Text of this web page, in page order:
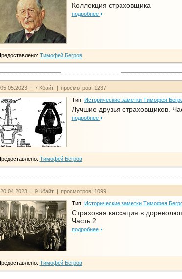
Коллекция страховщика
подробнее
Тимофей Бегров
05.05.2023 | 7 Кбайт | просмотров: 1237
Тип: Исторические заметки Тимофея
Лучшие друзья страховщиков.
подробнее
Тимофей Бегров
20.04.2023 | 9 Кбайт | просмотров: 1099
Тип: Исторические заметки Тимофея
Страховая кассация в
Часть 2
подробнее
Тимофей Бегров